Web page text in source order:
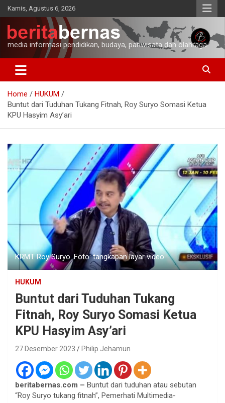
Skip
to
content
Kamis, Agustus 6, 2026
media informasi pendidikan, budaya, pariwisata dan olahraga
Home
HUKUM
Buntut dari Tuduhan Tukang Fitnah, Roy Suryo Somasi Ketua
KPU Hasyim Asy’ari
KRMT Roy Suryo. Foto: tangkapan layar video
HUKUM
Buntut dari Tuduhan Tukang
Fitnah, Roy Suryo Somasi Ketua
KPU Hasyim Asy’ari
27 Desember 2023 Philip Jehamun
beritabernas.com – Buntut dari tuduhan atau sebutan
“Roy Suryo tukang fitnah”, Pemerhati Multimedia-